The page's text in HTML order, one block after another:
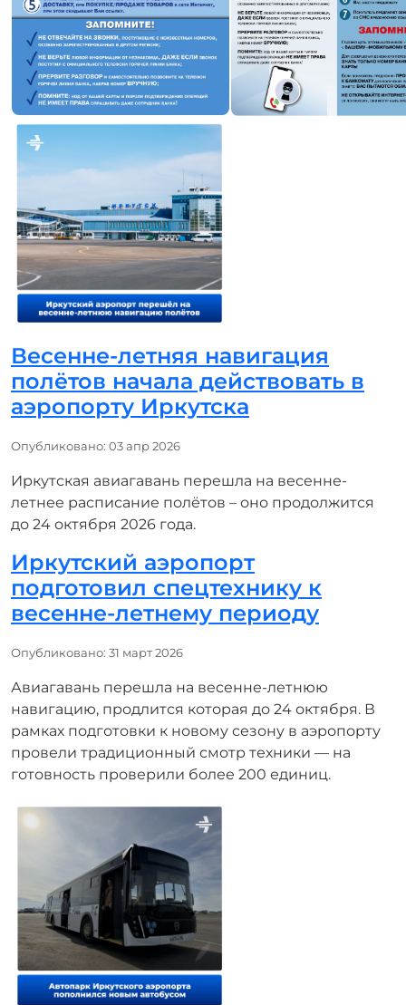
Весенне-летняя навигация
полётов начала действовать в
аэропорту Иркутска
Информация о материале
Опубликовано: 03 апр 2026
Иркутская авиагавань перешла на весенне-
летнее расписание полётов – оно продолжится
до 24 октября 2026 года.
Иркутский аэропорт
подготовил спецтехнику к
весенне-летнему периоду
Информация о материале
Опубликовано: 31 март 2026
Авиагавань перешла на весенне-летнюю
навигацию, продлится которая до 24 октября. В
рамках подготовки к новому сезону в аэропорту
провели традиционный смотр техники — на
готовность проверили более 200 единиц.